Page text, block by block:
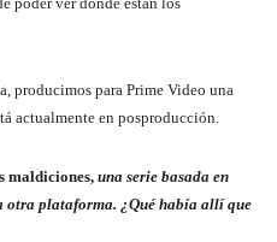
producimos para Prime Video una
actualmente en posproducción.
maldiciones, una serie basada en
otra plataforma. ¿Qué había allí que